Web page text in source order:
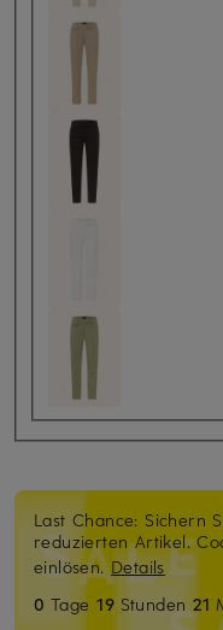
Last Chance: Sichern
reduzierten Artikel.
einlösen.Details
0 Tage19 Stunden 21